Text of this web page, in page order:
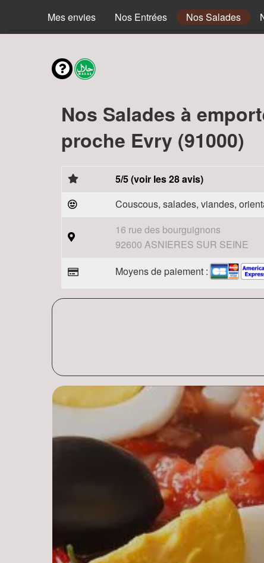
Mes envies Nos Entrées Nos Salades
Nos Salades à
proche Evry (91000)
5/5 (voir les 28 avis)
Couscous, salades, viandes,
16 rue des bourguignons
92600 ASNIERES SUR SEINE
Moyens de paiement :